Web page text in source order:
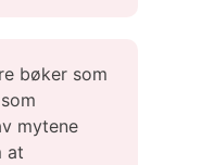
bøker som
mytene
at